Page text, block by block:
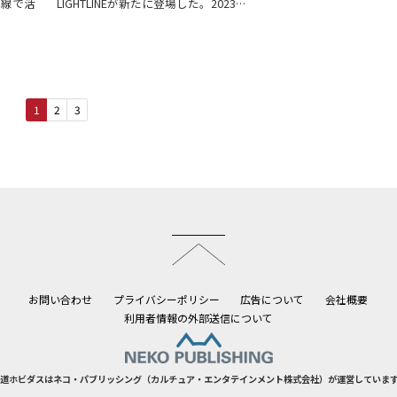
1 2 3
お問い合わせ プライバシーポリシー 広告について
会社概要
利用者情報の外部送信について
ホビダスはネコ・パブリッシング（カルチュア・エンタテインメント株式会社）が運営していま